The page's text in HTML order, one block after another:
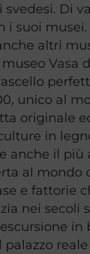
svedesi. Di
i suoi musei.
altri
Vasa
unico al
originale
in
anche il più
al mondo
e fattorie
nei secoli
in
palazzo reale